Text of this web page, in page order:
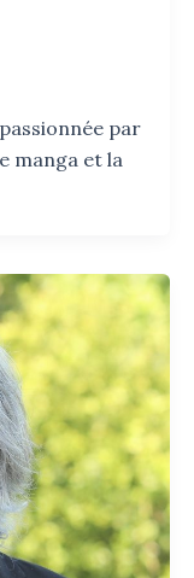
par
manga et la